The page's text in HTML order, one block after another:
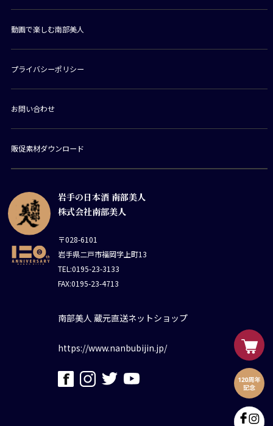
岩手の日本酒 南部美人
株式会社南部美人
〒028-6101
岩手県二戸市福岡字上町13
TEL:0195-23-3133
FAX:0195-23-4713
南部美人 蔵元直送ネットショップ
https://www.nanbubijin.jp/
動画で楽しむ南部美人
プライバシーポリシー
お問い合わせ
販促素材ダウンロード